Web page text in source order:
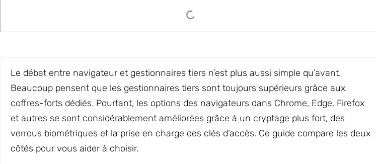
Le débat entre navigateur et gestionnaires tiers n’est plus aussi simple qu’avant.
Beaucoup pensent que les gestionnaires tiers sont toujours supérieurs grâce aux
coffres-forts dédiés. Pourtant, les options des navigateurs dans Chrome, Edge, Firefox
et autres se sont considérablement améliorées grâce à un cryptage plus fort, des
verrous biométriques et la prise en charge des clés d’accès. Ce guide compare les deux
côtés pour vous aider à choisir.